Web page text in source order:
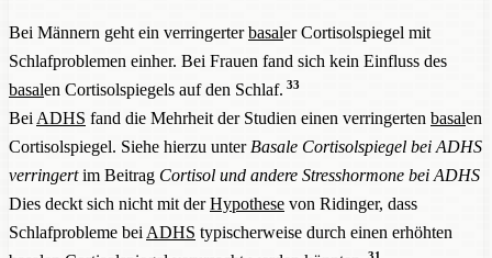
Bei Männern geht ein verringerterbasaler Cortisolspiegel mit
Schlafproblemen einher. Bei Frauen fand sich kein Einfluss des
basalen Cortisolspiegels auf den Schlaf. 33
Bei ADHS fand die Mehrheit der Studien einen verringerten basalen
Cortisolspiegel. Siehe hierzu unter Basale Cortisolspiegel bei ADHS
verringertim Beitrag Cortisol und andere Stresshormone bei ADHS
Dies deckt sich nicht mit derHypothese von Ridinger, dass
Schlafprobleme bei ADHS typischerweise durch einen erhöhten